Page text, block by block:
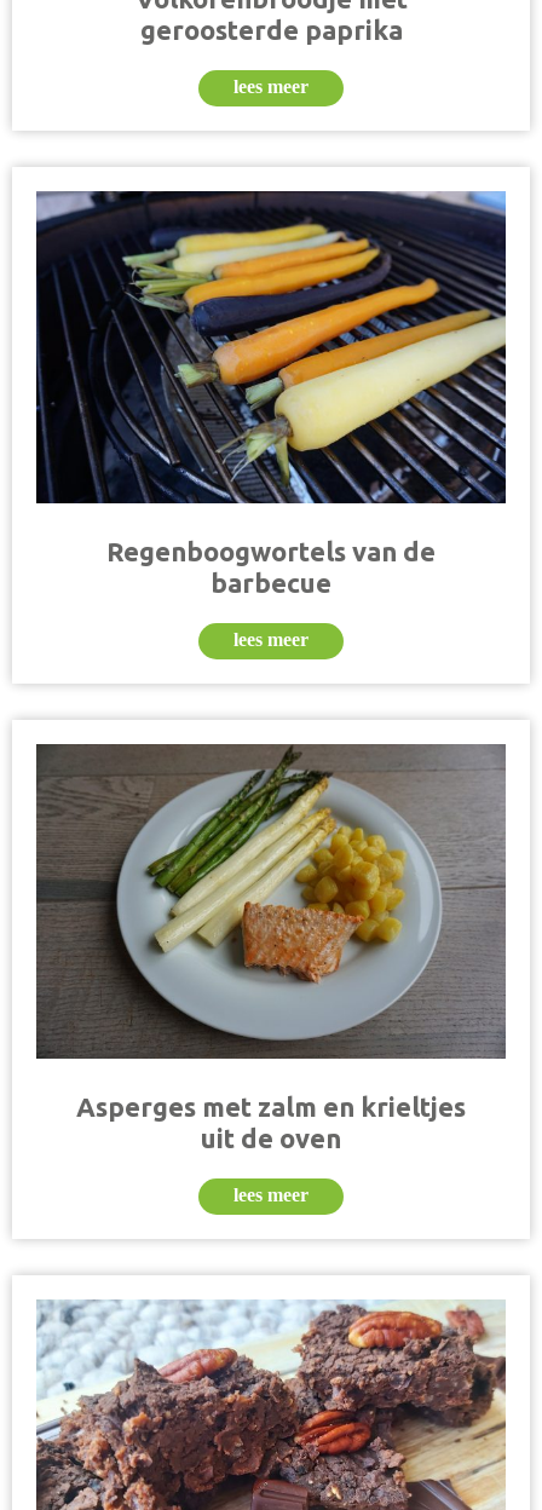
geroosterde paprika
lees meer
Regenboogwortels van de
barbecue
lees meer
Asperges met zalm en krieltjes
uit de oven
lees meer